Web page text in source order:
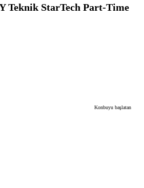
Teknik StarTech Part-Time
Konbuyu başlatan